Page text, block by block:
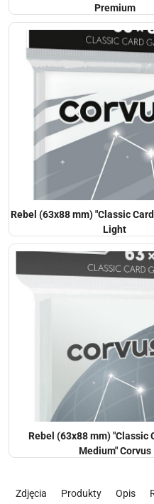
Premium
Rebel (63x88 mm) "Classic
Light
Rebel (63x88 mm) "Classic
Medium" Corvus
Zdjęcia Produkty Opis